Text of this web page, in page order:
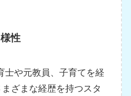
性
士や元教員、子育てを経
ざまな経歴を持つスタ